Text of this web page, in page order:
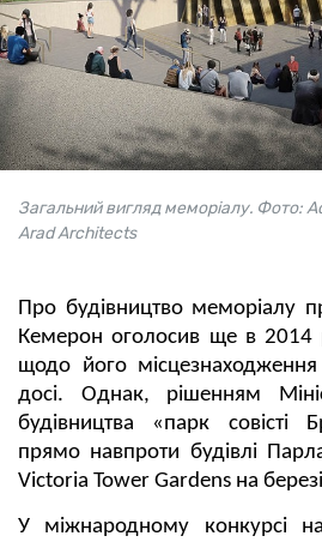
Загальний вигляд меморіалу. Фото:
Arad Architects
Про будівництво меморіалу
Кемерон оголосив ще в 2014
щодо його
досі. Однак, рішенням
будівництва «парк совісті
прямо навпроти будівлі
Victoria Tower Gardens на
У міжнародному конкурсі